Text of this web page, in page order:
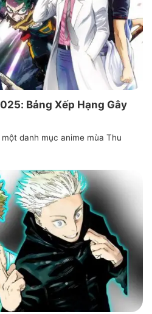
Bảng Xếp Hạng Gây
danh mục anime mùa Thu